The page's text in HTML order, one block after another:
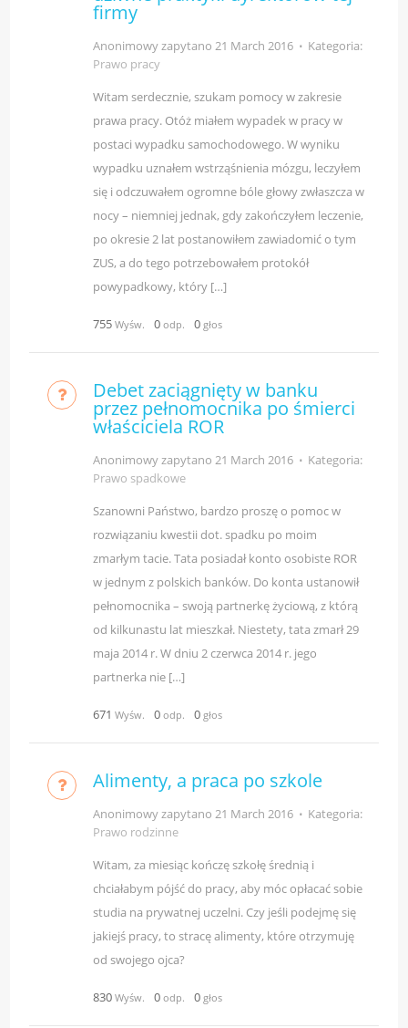
firmy
Anonimowy zapytano 21 March 2016 ⋅ Kategoria:
Prawo pracy
Witam serdecznie, szukam pomocy w zakresie
prawa pracy. Otóż miałem wypadek w pracy w
postaci wypadku samochodowego. W wyniku
wypadku uznałem wstrząśnienia mózgu, leczyłem
się i odczuwałem ogromne bóle głowy zwłaszcza w
nocy – niemniej jednak, gdy zakończyłem leczenie,
po okresie 2 lat postanowiłem zawiadomić o tym
ZUS, a do tego potrzebowałem protokół
powypadkowy, który […]
755Wyśw. 0odp. 0głos
Debet zaciągnięty w banku
przez pełnomocnika po śmierci
właściciela ROR
Anonimowy zapytano 21 March 2016 ⋅ Kategoria:
Prawo spadkowe
Szanowni Państwo, bardzo proszę o pomoc w
rozwiązaniu kwestii dot. spadku po moim
zmarłym tacie. Tata posiadał konto osobiste ROR
w jednym z polskich banków. Do konta ustanowił
pełnomocnika – swoją partnerkę życiową, z którą
od kilkunastu lat mieszkał. Niestety, tata zmarł 29
maja 2014 r. W dniu 2 czerwca 2014 r. jego
partnerka nie […]
671 Wyśw. 0odp. 0głos
Alimenty, a praca po szkole
Anonimowy zapytano 21 March 2016 ⋅ Kategoria:
Prawo rodzinne
Witam, za miesiąc kończę szkołę średnią i
chciałabym pójść do pracy, aby móc opłacać sobie
studia na prywatnej uczelni. Czy jeśli podejmę się
jakiejś pracy, to stracę alimenty, które otrzymuję
od swojego ojca?
830Wyśw. 0odp. 0głos